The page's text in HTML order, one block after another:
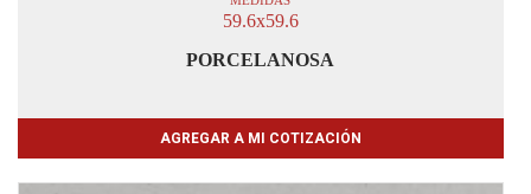
59.6x59.6
PORCELANOSA
AGREGAR A MI COTIZACIÓN